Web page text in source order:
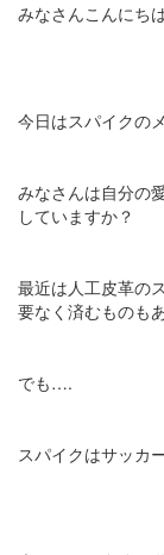
みなさんこんにち
今日はスパイクの
みなさんは自分の
していますか？
最近は人工皮革の
要なく済むものも
でも….
スパイクはサッカ